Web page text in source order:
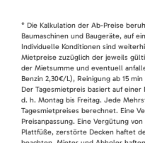
* Die Kalkulation der Ab-Preise
Baumaschinen und Baugeräte, auf
Individuelle Konditionen sind
Mietpreise zuzüglich der jeweils
der Mietsumme und eventuell
Benzin 2,30€/L), Reinigung ab 15
Der Tagesmietpreis basiert auf
d. h. Montag bis Freitag. Jede
Tagesmietpreises berechnet. Eine
Preisanpassung. Eine Vergütung
Plattfüße, zerstörte Decken haftet